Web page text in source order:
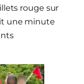
rouge sur
une minute